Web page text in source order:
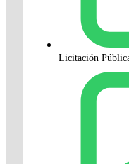
Licitación